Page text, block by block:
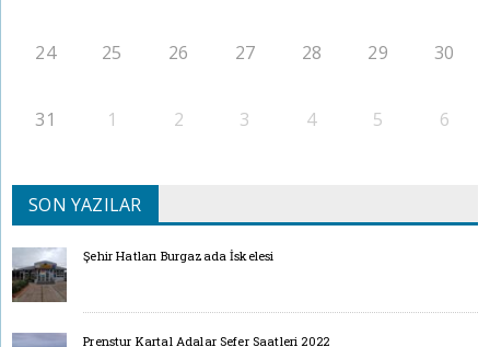
24 25 26 27 28 29 30
31 1 2 3 4 5 6
SON YAZILAR
Şehir Hatları Burgazada İskelesi
Prenstur Kartal Adalar Sefer Saatleri 2022